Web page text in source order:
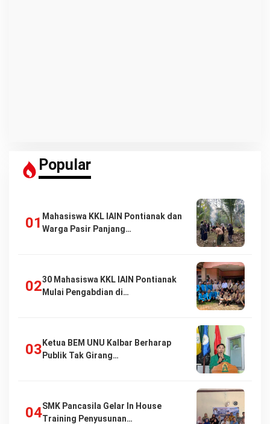
Popular
Mahasiswa KKL IAIN Pontianak dan
Warga Pasir Panjang…
30 Mahasiswa KKL IAIN Pontianak
Mulai Pengabdian di…
Ketua BEM UNU Kalbar Berharap
Publik Tak Girang…
SMK Pancasila Gelar In House
Training Penyusunan…